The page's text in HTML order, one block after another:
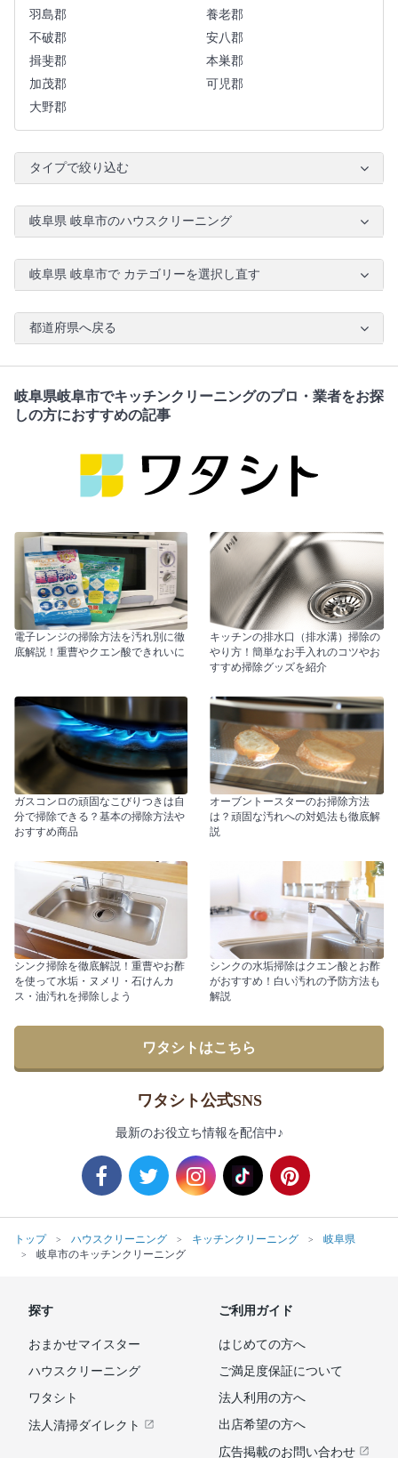
羽島郡
養老郡
不破郡
安八郡
揖斐郡
本巣郡
加茂郡
可児郡
大野郡
タイプで絞り込む
岐阜県 岐阜市のハウスクリーニング
岐阜県 岐阜市で カテゴリーを選択し直す
都道府県へ戻る
岐阜県岐阜市でキッチンクリーニングのプロ・業者をお探
しの方におすすめの記事
電子レンジの掃除方法を汚れ別に徹
底解説！重曹やクエン酸できれいに
キッチンの排水口（排水溝）掃除の
やり方！簡単なお手入れのコツやお
すすめ掃除グッズを紹介
ガスコンロの頑固なこびりつきは自
分で掃除できる？基本の掃除方法や
おすすめ商品
オーブントースターのお掃除方法
は？頑固な汚れへの対処法も徹底解
説
シンク掃除を徹底解説！重曹やお酢
を使って水垢・ヌメリ・石けんカ
ス・油汚れを掃除しよう
シンクの水垢掃除はクエン酸とお酢
がおすすめ！白い汚れの予防方法も
解説
ワタシトはこちら
ワタシト公式SNS
最新のお役立ち情報を配信中♪
トップ ハウスクリーニング キッチンクリーニング
岐阜県
岐阜市のキッチンクリーニング
探す
おまかせマイスター
ハウスクリーニング
ワタシト
法人清掃ダイレクト
ご利用ガイド
はじめての方へ
ご満足度保証について
法人利用の方へ
出店希望の方へ
広告掲載のお問い合わせ